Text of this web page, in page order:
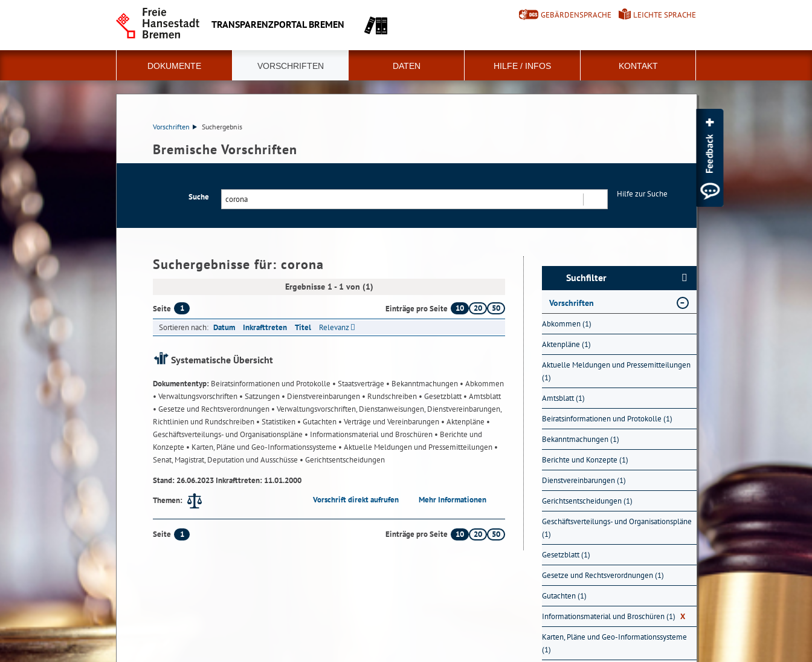
TRANSPARENZPORTAL BREMEN
GEBÄRDENSPRACHE LEICHTE SPRACHE
DOKUMENTE VORSCHRIFTEN DATEN HILFE / INFOS KONTAKT
Vorschriften Suchergebnis
Bremische Vorschriften
Suche
Hilfe zur Suche
Suchergebnisse für: corona
Ergebnisse 1 - 1 von (1)
Seite 1 Einträge pro Seite 10 20
50
Sortieren nach: Datum Inkrafttreten Titel Relevanz
Systematische Übersicht
Dokumententyp: Beiratsinformationen und Protokolle • Staatsverträge • Bekanntmachungen • Abkommen
• Verwaltungsvorschriften • Satzungen • Dienstvereinbarungen • Rundschreiben • Gesetzblatt• Amtsblatt
• Gesetze und Rechtsverordnungen • Verwaltungsvorschriften, Dienstanweisungen, Dienstvereinbarungen,
Richtlinien und Rundschreiben • Statistiken • Gutachten • Verträge und Vereinbarungen • Aktenpläne •
Geschäftsverteilungs- und Organisationspläne • Informationsmaterial und Broschüren • Berichte und
Konzepte • Karten, Pläne und Geo-Informationssysteme • Aktuelle Meldungen und Pressemitteilungen •
Senat, Magistrat, Deputation und Ausschüsse • Gerichtsentscheidungen
Stand: 26.06.2023 Inkrafttreten: 11.01.2000
Themen:
Vorschrift direkt aufrufen Mehr Informationen
Seite 1 Einträge pro Seite 10 20 50
Suchfilter
Vorschriften
Abkommen (1)
Aktenpläne (1)
Aktuelle Meldungen und Pressemitteilungen
(1)
Amtsblatt (1)
Beiratsinformationen und Protokolle (1)
Bekanntmachungen (1)
Berichte und Konzepte (1)
Dienstvereinbarungen (1)
Gerichtsentscheidungen (1)
Geschäftsverteilungs- und Organisationspläne
(1)
Gesetzblatt (1)
Gesetze und Rechtsverordnungen (1)
Gutachten (1)
Informationsmaterial und Broschüren (1) X
Karten, Pläne und Geo-Informationssysteme
(1)